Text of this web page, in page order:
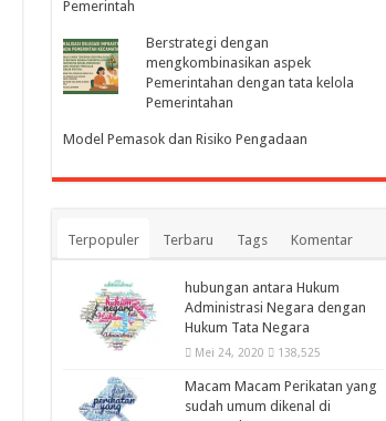
Pemerintah
Berstrategi dengan
mengkombinasikan aspek
Pemerintahan dengan tata kelola
Pemerintahan
Model Pemasok dan Risiko Pengadaan
Terpopuler Terbaru Tags Komentar
hubungan antara Hukum
Administrasi Negara dengan
Hukum Tata Negara
Mei 24, 2020 138,525
Macam Macam Perikatan yang
sudah umum dikenal di